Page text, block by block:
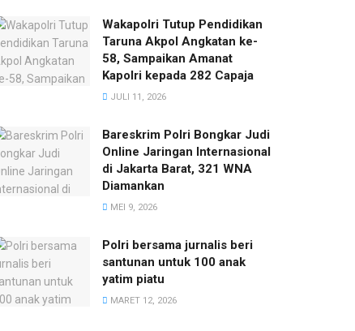
Wakapolri Tutup Pendidikan
Taruna Akpol Angkatan ke-
58, Sampaikan Amanat
Kapolri kepada 282 Capaja
JULI 11, 2026
Bareskrim Polri Bongkar Judi
Online Jaringan Internasional
di Jakarta Barat, 321 WNA
Diamankan
MEI 9, 2026
Polri bersama jurnalis beri
santunan untuk 100 anak
yatim piatu
MARET 12, 2026